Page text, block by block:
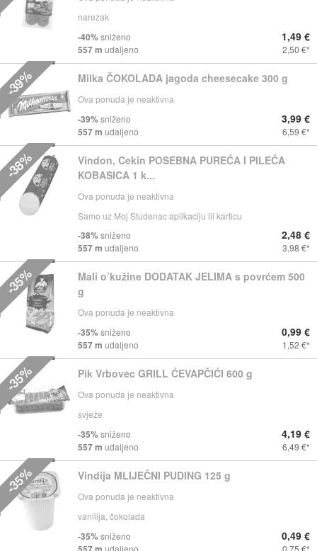
narezak
-40%sniženo
557 m udaljeno
1,49 €
2,50 €
Milka ČOKOLADA jagoda cheesecake 300 g
Ova ponuda je neaktivna
-39%sniženo
557 m udaljeno
3,99 €
6,59 €
-39%
Vindon, Cekin POSEBNA PUREĆA I PILEĆA
KOBASICA 1 k...
Ova ponuda je neaktivna
Samo uz Moj Studenac aplikaciju ili karticu
-38%sniženo
557 m udaljeno
2,48 €
3,98 €
-38%
Mali o’kužine DODATAK JELIMA s povrćem 500
g
Ova ponuda je neaktivna
-35%sniženo
557 m udaljeno
0,99 €
1,52 €
-35%
Pik Vrbovec GRILL ĆEVAPČIĆI 600 g
Ova ponuda je neaktivna
svježe
-35%sniženo
557 m udaljeno
4,19 €
6,49 €
-35%
Vindija MLIJEČNI PUDING 125 g
Ova ponuda je neaktivna
vanilija, čokolada
-35%sniženo 0,49 €
-35%